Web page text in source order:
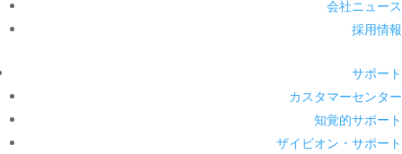
会社ニュース
採用情報
サポート
カスタマーセンター
知覚的サポート
ザイビオン・サポート